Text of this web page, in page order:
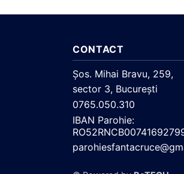
CONTACT
Şos. Mihai Bravu, 259,
sector 3, Bucureşti
0765.050.310
IBAN Parohie: